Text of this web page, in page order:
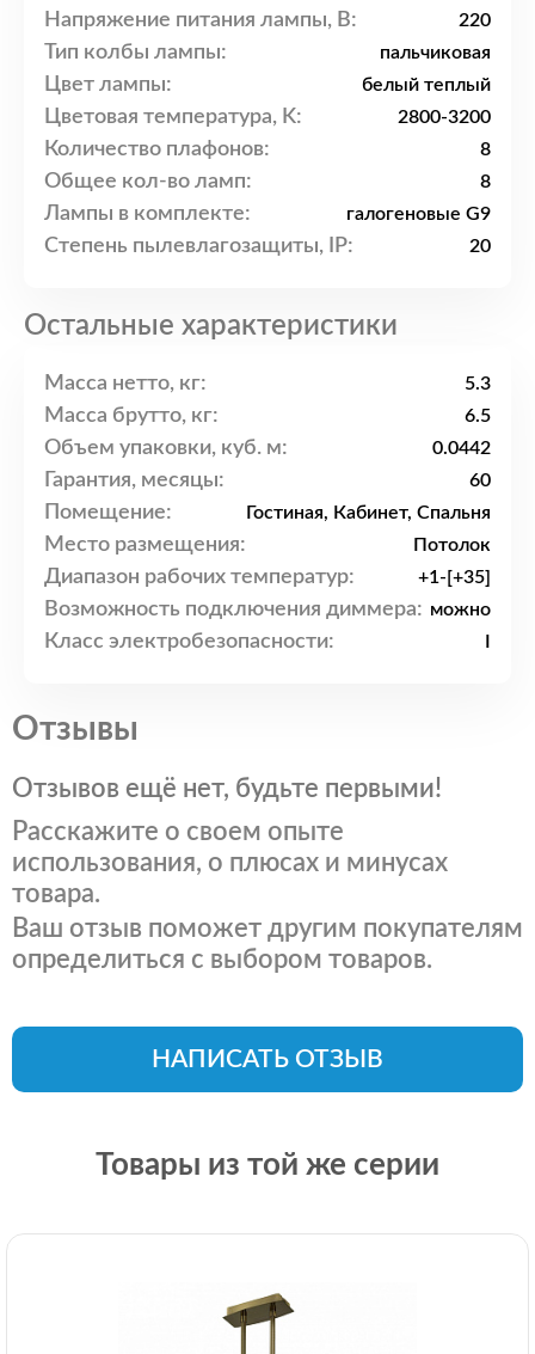
Напряжение питания лампы, В: 220
Тип колбы лампы: пальчиковая
Цвет лампы: белый теплый
Цветовая температура, K: 2800-3200
Количество плафонов: 8
Общее кол-во ламп: 8
Лампы в комплекте: галогеновые G9
Степень пылевлагозащиты, IP: 20
Остальные характеристики
Масса нетто, кг: 5.3
Масса брутто, кг: 6.5
Объем упаковки, куб. м: 0.0442
Гарантия, месяцы: 60
Помещение: Гостиная, Кабинет, Спальня
Место размещения: Потолок
Диапазон рабочих температур: +1-[+35]
Возможность подключения диммера: можно
Класс электробезопасности:
Отзывы
Отзывов ещё нет, будьте первыми!
Расскажите о своем опыте
использования, о плюсах и минусах
товара.
Ваш отзыв поможет другим покупателям
определиться с выбором товаров.
НАПИСАТЬ ОТЗЫВ
Товары из той же серии